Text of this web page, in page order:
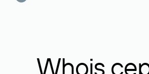
Whois